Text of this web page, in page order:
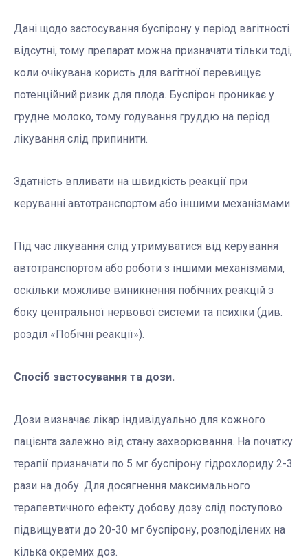
Дані щодо застосування буспірону у період вагітності
відсутні, тому препарат можна призначати тільки тоді,
коли очікувана користь для вагітної перевищує
потенційний ризик для плода. Буспірон проникає у
грудне молоко, тому годування груддю на період
лікування слід припинити.
Здатність впливати на швидкість реакції при
керуванні автотранспортом або іншими механізмами.
Під час лікування слід утримуватися від керування
автотранспортом або роботи з іншими механізмами,
оскільки можливе виникнення побічних реакцій з
боку центральної нервової системи та психіки (див.
розділ «Побічні реакції»).
Спосіб застосування та дози.
Дози визначає лікар індивідуально для кожного
пацієнта залежно від стану захворювання. На початку
терапії призначати по 5 мг буспірону гідрохлориду 2-3
рази на добу. Для досягнення максимального
терапевтичного ефекту добову дозу слід поступово
підвищувати до 20-30 мг буспірону, розподілених на
кілька окремих доз.